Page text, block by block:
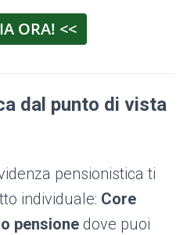
ORA! <<
dal punto di vista
pensionistica ti
individuale: Core
pensione dove puoi